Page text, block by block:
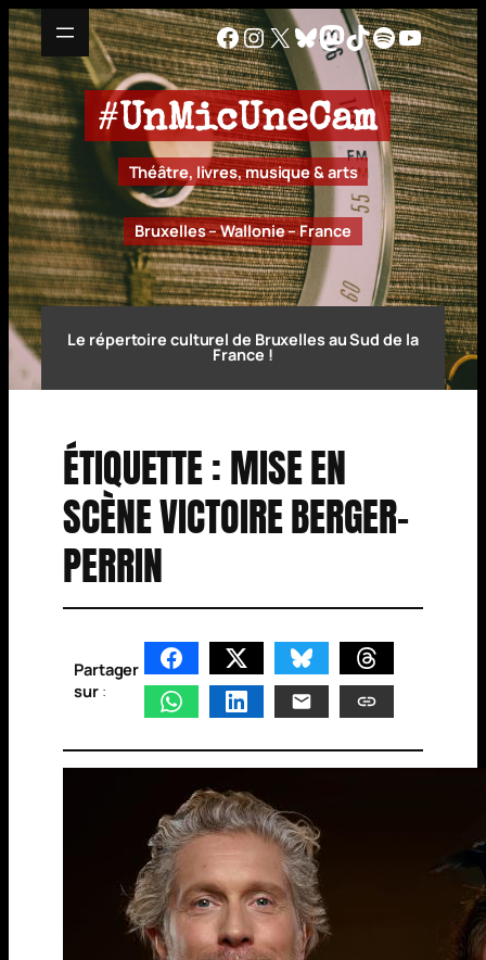
Aller
au
contenu
Facebook
Instagram
X Bluesky
Mastodon
TikTok
Spotify
#UnMicUneCam
Théâtre, livres, musique & arts
Bruxelles – Wallonie – France
Le répertoire culturel de Bruxelles au Sud de la
France !
ÉTIQUETTE :MISE EN
SCÈNE VICTOIRE BERGER-
PERRIN
Partager
sur: